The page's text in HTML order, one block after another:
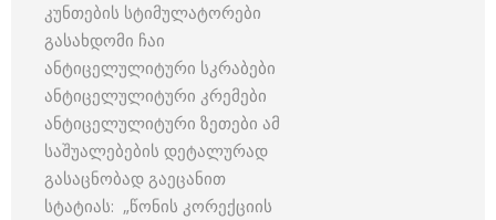
კუნთების სტიმულატორები
გასახდომი ჩაი
ანტიცელულიტური სკრაბები
ანტიცელულიტური კრემები
ანტიცელულიტური ზეთები ამ
საშუალებების დეტალურად
გასაცნობად გაეცანით
სტატიას: „წონის კორექციის